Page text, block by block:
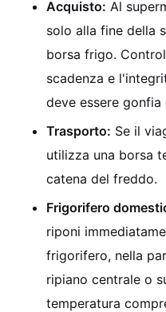
Acquisto: Al
solo alla fine della
borsa frigo.
scadenza e
deve essere gonfia
Trasporto: Se il
utilizza una borsa
catena del freddo.
Frigorifero
riponi
frigorifero, nella
ripiano centrale o
temperatura